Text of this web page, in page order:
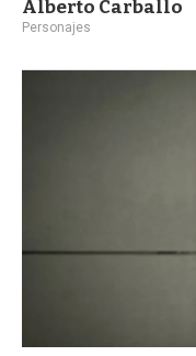
Alberto Carballo
Personajes